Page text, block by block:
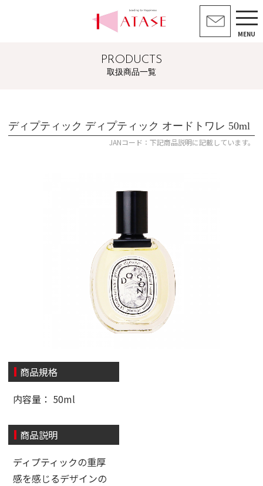
MENU
PRODUCTS
取扱商品一覧
ディプティック ディプティック オードトワレ 50ml
JANコード：下記商品説明に記載しています。
商品規格
内容量： 50ml
商品説明
ディプティックの重厚
感を感じるデザインの